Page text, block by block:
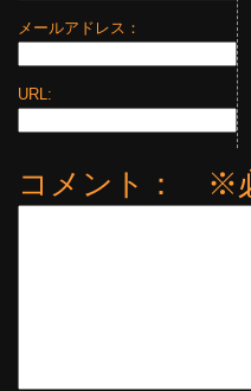
メールアドレス：
URL:
コメント： ※